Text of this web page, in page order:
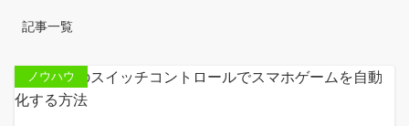
記事一覧
ノウハウ